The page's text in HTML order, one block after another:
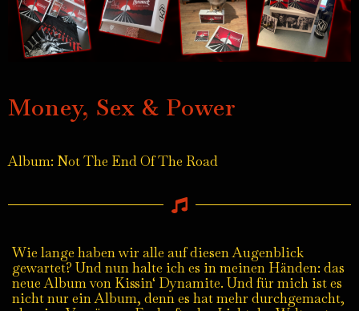
Money, Sex & Power
Album: Not The End Of The Road
Wie lange haben wir alle auf diesen Augenblick
gewartet? Und nun halte ich es in meinen Händen: das
neue Album von Kissin‘ Dynamite. Und für mich ist es
nicht nur ein Album, denn es hat mehr durchgemacht,